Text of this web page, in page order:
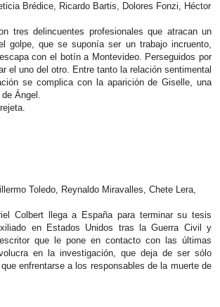
Brédice, Ricardo Bartis, Dolores Fonzi, Héctor
tres delincuentes profesionales que atracan un
golpe, que se suponía ser un trabajo incruento,
con el botín a Montevideo. Perseguidos por
el uno del otro. Entre tanto la relación sentimental
se complica con la aparición de Giselle, una
Ángel.
Toledo, Reynaldo Miravalles, Chete Lera,
Colbert llega a España para terminar su tesis
en Estados Unidos tras la Guerra Civil y
que le pone en contacto con las últimas
en la investigación, que deja de ser sólo
enfrentarse a los responsables de la muerte de